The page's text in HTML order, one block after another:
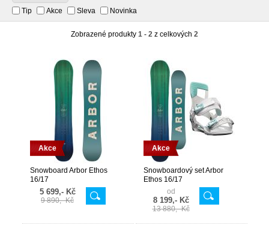
Tip
Akce Sleva Novinka
Zobrazené produkty 1 - 2 z celkových 2
Akce
Snowboard Arbor Ethos
16/17
5 699,- Kč
9 890,- Kč
Akce
Snowboardový set Arbor
Ethos 16/17
od
8 199,- Kč
13 880,- Kč